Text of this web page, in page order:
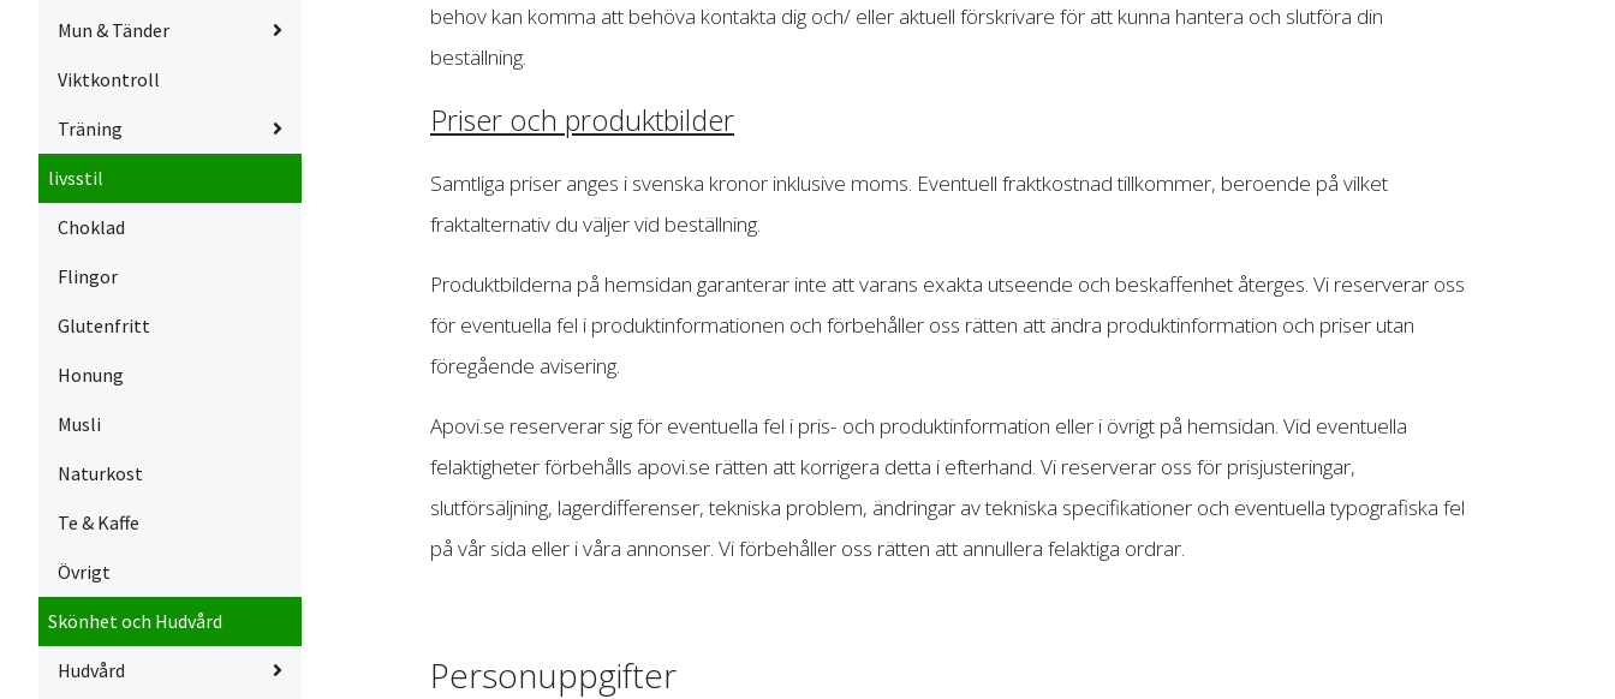
Mun & Tänder
Viktkontroll
Träning
livsstil
Choklad
Flingor
Glutenfritt
Honung
Musli
Naturkost
Te & Kaffe
Övrigt
Skönhet och Hudvård
Hudvård
behov kan komma att behöva kontakta dig och/ eller aktuell förskrivare för att kunna hantera och slutföra din
beställning.
Priser och produktbilder
Samtliga priser anges i svenska kronor inklusive moms. Eventuell fraktkostnad tillkommer, beroende på vilket
fraktalternativ du väljer vid beställning.
Produktbilderna på hemsidan garanterar inte att varans exakta utseende och beskaffenhet återges. Vi reserverar oss
för eventuella fel i produktinformationen och förbehåller oss rätten att ändra produktinformation och priser utan
föregående avisering.
Apovi.se reserverar sig för eventuella fel i pris- och produktinformation eller i övrigt på hemsidan. Vid eventuella
felaktigheter förbehålls apovi.se rätten att korrigera detta i efterhand. Vi reserverar oss för prisjusteringar,
slutförsäljning, lagerdifferenser, tekniska problem, ändringar av tekniska specifikationer och eventuella typografiska fel
på vår sida eller i våra annonser. Vi förbehåller oss rätten att annullera felaktiga ordrar.
Personuppgifter